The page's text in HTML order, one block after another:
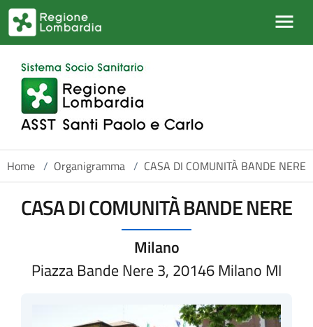
Salta al contenuto principale
Home / Organigramma / CASA DI COMUNITÀ BANDE NERE
CASA DI COMUNITÀ BANDE NERE
Milano
Piazza Bande Nere 3, 20146 Milano MI